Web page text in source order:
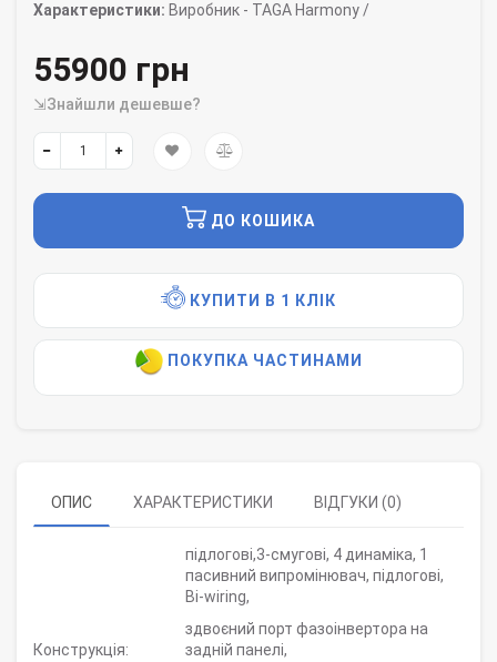
Характеристики: Виробник - TAGA Harmony /
55900 грн
⇲Знайшли дешевше?
ДО КОШИКА
КУПИТИ В 1 КЛІК
ПОКУПКА ЧАСТИНАМИ
ОПИС ХАРАКТЕРИСТИКИ ВІДГУКИ (0)
Конструкція:
підлогові,3-смугові, 4 динаміка, 1
пасивний випромінювач, підлогові,
Bi-wiring,
здвоєний порт фазоінвертора на
задній панелі,